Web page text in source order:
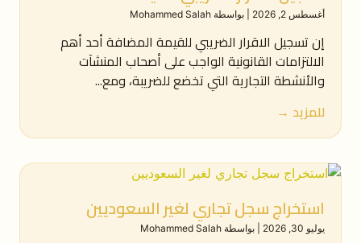
أغسطس 2, 2026 بواسطة Mohammed Salah
إن تسجيل الاقرار الضريبي للقيمة المضافة أحد أهم
الالتزامات القانونية الواجب على أصحاب المنشآت
والأنشطة التجارية التي تخضع للضريبة، ومع...
للمزيد →
استخراج سجل تجاري لغير السعوديين
يوليو 30, 2026 بواسطة Mohammed Salah